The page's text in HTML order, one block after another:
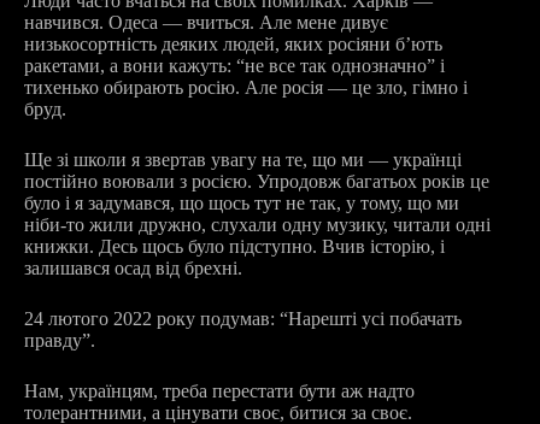
навчився. Одеса — вчиться. Але мене дивує
низькосортність деяких людей, яких росіяни бʼють
ракетами, а вони кажуть: “не все так однозначно” і
тихенько обирають росію. Але росія — це зло, гімно і
бруд.
Ще зі школи я звертав увагу на те, що ми — українці
постійно воювали з росією. Упродовж багатьох років це
було і я задумався, що щось тут не так, у тому, що ми
ніби-то жили дружно, слухали одну музику, читали одні
книжки. Десь щось було підступно. Вчив історію, і
залишався осад від брехні.
24 лютого 2022 року подумав: “Нарешті усі побачать
правду”.
Нам, українцям, треба перестати бути аж надто
толерантними, а цінувати своє, битися за своє.